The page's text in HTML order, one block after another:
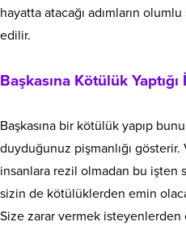
hayatta atacağı adımların
edilir.
Başkasına Kötülük
Başkasına bir kötülük yapıp
duyduğunuz pişmanlığı gösterir.
insanlara rezil olmadan bu işten
sizin de kötülüklerden emin
Size zarar vermek